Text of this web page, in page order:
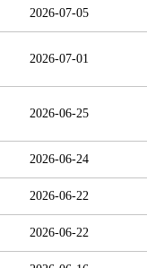
2026-07-05
2026-07-01
2026-06-25
2026-06-24
2026-06-22
2026-06-22